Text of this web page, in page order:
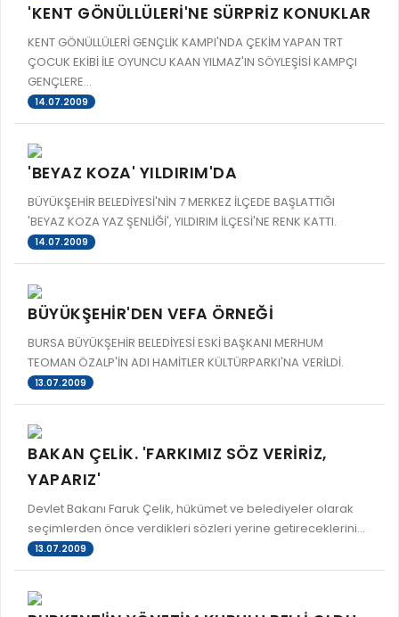
'KENT GÖNÜLLÜLERİ'NE SÜRPRİZ KONUKLAR
KENT GÖNÜLLÜLERİ GENÇLİK KAMPI'NDA ÇEKİM YAPAN TRT
ÇOCUK EKİBİ İLE OYUNCU KAAN YILMAZ'IN SÖYLEŞİSİ KAMPÇI
GENÇLERE...
14.07.2009
'BEYAZ KOZA' YILDIRIM'DA
BÜYÜKŞEHİR BELEDİYESİ'NİN 7 MERKEZ İLÇEDE BAŞLATTIĞI
'BEYAZ KOZA YAZ ŞENLİĞİ', YILDIRIM İLÇESİ'NE RENK KATTI.
14.07.2009
BÜYÜKŞEHİR'DEN VEFA ÖRNEĞİ
BURSA BÜYÜKŞEHİR BELEDİYESİ ESKİ BAŞKANI MERHUM
TEOMAN ÖZALP'İN ADI HAMİTLER KÜLTÜRPARKI'NA VERİLDİ.
13.07.2009
BAKAN ÇELİK. 'FARKIMIZ SÖZ VERİRİZ,
YAPARIZ'
Devlet Bakanı Faruk Çelik, hükümet ve belediyeler olarak
seçimlerden önce verdikleri sözleri yerine getireceklerini...
13.07.2009